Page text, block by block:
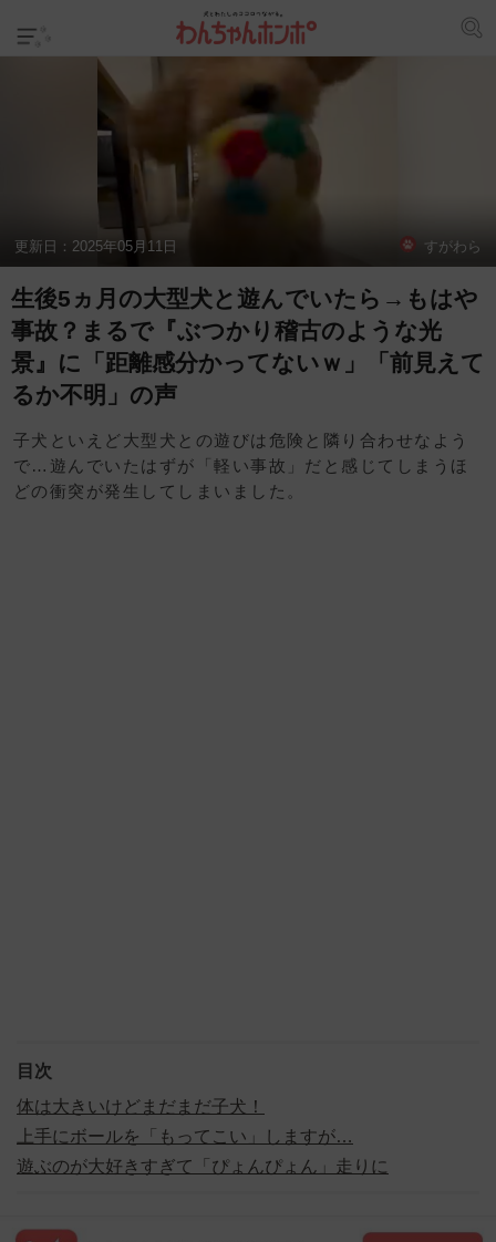
更新日： 2025年05月11日 すがわら
生後5ヵ月の大型犬と遊んでいたら→もはや
事故？まるで『ぶつかり稽古のような光
景』に「距離感分かってないｗ」「前見えて
るか不明」の声
子犬といえど大型犬との遊びは危険と隣り合わせなよう
で…遊んでいたはずが「軽い事故」だと感じてしまうほ
どの衝突が発生してしまいました。
目次
体は大きいけどまだまだ子犬！
上手にボールを「もってこい」しますが…
遊ぶのが大好きすぎて「ぴょんぴょん」走りに